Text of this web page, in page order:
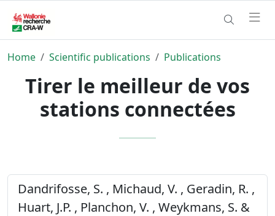
Home Scientific publications Publications
Tirer le meilleur de vos
stations connectées
Dandrifosse, S. , Michaud, V. , Geradin, R. ,
Huart, J.P. , Planchon, V. , Weykmans, S. &